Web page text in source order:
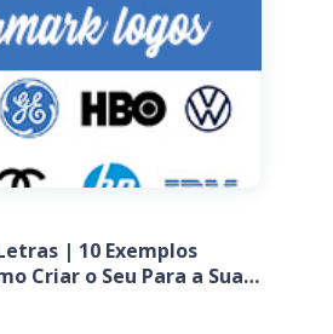
| 10 Exemplos
Criar o Seu Para a Sua